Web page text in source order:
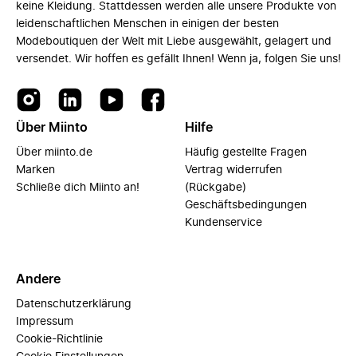
keine Kleidung. Stattdessen werden alle unsere Produkte von
leidenschaftlichen Menschen in einigen der besten
Modeboutiquen der Welt mit Liebe ausgewählt, gelagert und
versendet. Wir hoffen es gefällt Ihnen! Wenn ja, folgen Sie uns!
Über Miinto
Über miinto.de
Marken
Schließe dich Miinto an!
Hilfe
Häufig gestellte Fragen
Vertrag widerrufen
(Rückgabe)
Geschäftsbedingungen
Kundenservice
Andere
Datenschutzerklärung
Impressum
Cookie-Richtlinie